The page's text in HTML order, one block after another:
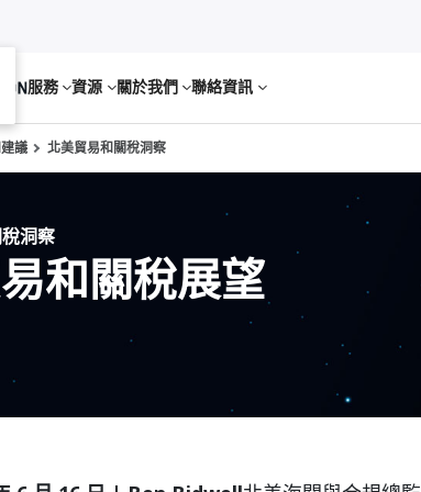
服務 資源 關於我們 聯絡資訊
議 北美貿易和關稅洞察
洞察
和關稅展望